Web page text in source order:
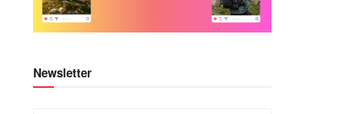
Newsletter